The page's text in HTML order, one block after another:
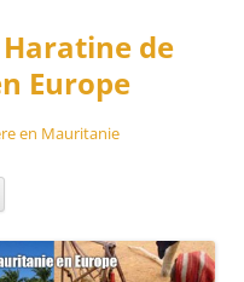
de
Europe
en Mauritanie